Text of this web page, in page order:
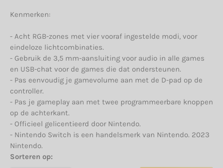
Kenmerken:
- Acht RGB-zones met vier vooraf ingestelde modi, voor
eindeloze lichtcombinaties.
- Gebruik de 3,5 mm-aansluiting voor audio in alle games
en USB-chat voor de games die dat ondersteunen.
- Pas eenvoudig je gamevolume aan met de D-pad op de
controller.
- Pas je gameplay aan met twee programmeerbare knoppen
op de achterkant.
- Officieel gelicentieerd door Nintendo.
- Nintendo Switch is een handelsmerk van Nintendo. 2023
Nintendo.
Sorteren op: